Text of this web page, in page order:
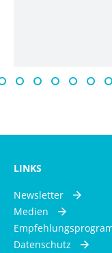
LINKS
Newsletter
Medien
Datenschutz